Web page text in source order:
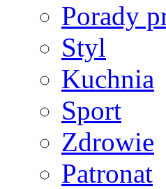
Porady
Styl
Kuchnia
Sport
Zdrowie
Patronat